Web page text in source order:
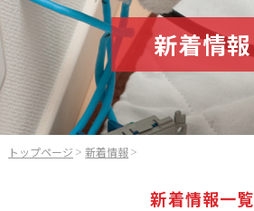
新着情報
トップページ ＞ 新着情報 ＞
新着情報一覧